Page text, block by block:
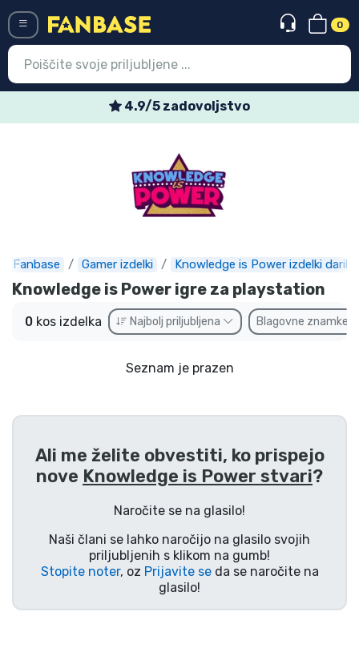
0
4.9/5 zadovoljstvo
Fanbase Gamer izdelki Knowledge is Power izdelki darila
Knowledge is Power igre za playstation
0 kos izdelka Najbolj priljubljena Blagovne znamke
Seznam je prazen
Ali me želite obvestiti, ko prispejo
nove Knowledge is Power stvari?
Naročite se na glasilo!
Naši člani se lahko naročijo na glasilo svojih
priljubljenih s klikom na gumb!
Stopite noter, oz Prijavite seda se naročite na
glasilo!
Najnovejsi izdelki
Prodajni izdelki
Ekspresna dostava
Prednaročila
Outlet izdelki
Dostava in plačilo
Tv serijske izdelki
Filmske izdelki
Risani izdelki
Anime izdelki